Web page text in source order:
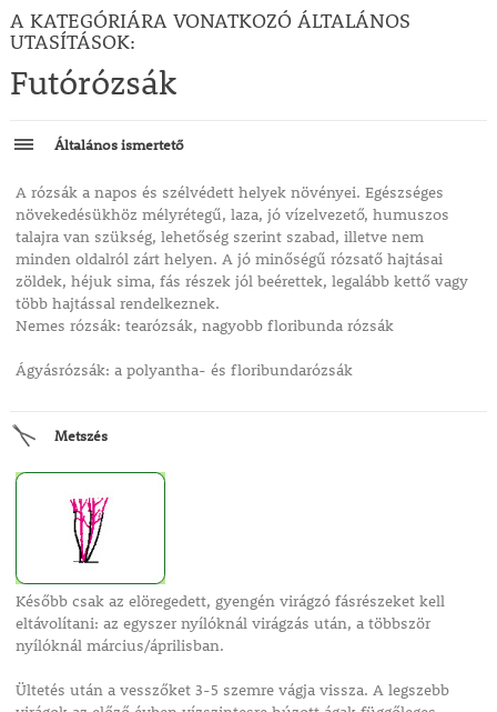
A KATEGÓRIÁRA VONATKOZÓ ÁLTALÁNOS
UTASÍTÁSOK:
Futórózsák
Általános ismertető
A rózsák a napos és szélvédett helyek növényei. Egészséges
növekedésükhöz mélyrétegű, laza, jó vízelvezető, humuszos
talajra van szükség, lehetőség szerint szabad, illetve nem
minden oldalról zárt helyen. A jó minőségű rózsatő hajtásai
zöldek, héjuk sima, fás részek jól beérettek, legalább kettő vagy
több hajtással rendelkeznek.
Nemes rózsák: tearózsák, nagyobb floribunda rózsák
Ágyásrózsák: a polyantha- és floribundarózsák
Metszés
Később csak az elöregedett, gyengén virágzó fásrészeket kell
eltávolítani: az egyszer nyílóknál virágzás után, a többször
nyílóknál március/áprilisban.
Ültetés után a vesszőket 3-5 szemre vágja vissza. A legszebb